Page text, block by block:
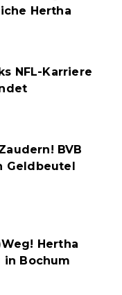
Hertha
NFL-Karriere
BVB
Hertha
Bochum